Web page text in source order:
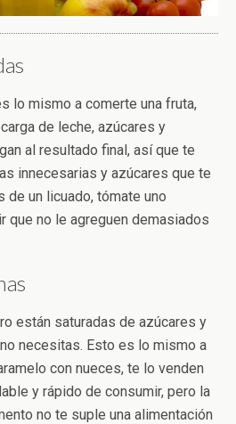
lo mismo a comerte una fruta,
de leche, azúcares y
al resultado final, así que te
innecesarias y azúcares que te
de un licuado, tómate uno
que no le agreguen demasiados
están saturadas de azúcares y
necesitas. Esto es lo mismo a
con nueces, te lo venden
y rápido de consumir, pero la
no te suple una alimentación